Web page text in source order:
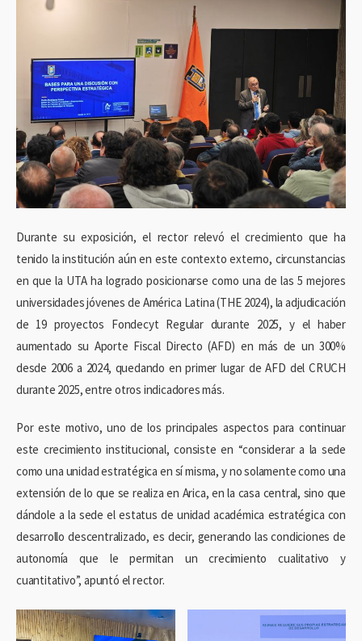
Durante su exposición, el rector relevó el crecimiento que ha
tenido la institución aún en este contexto externo, circunstancias
en que la UTA ha logrado posicionarse como una de las 5 mejores
universidades jóvenes de América Latina (THE 2024), la adjudicación
de 19 proyectos Fondecyt Regular durante 2025, y el haber
aumentado su Aporte Fiscal Directo (AFD) en más de un 300%
desde 2006 a 2024, quedando en primer lugar de AFD del CRUCH
durante 2025, entre otros indicadores más.
Por este motivo, uno de los principales aspectos para continuar
este crecimiento institucional, consiste en “considerar a la sede
como una unidad estratégica en sí misma, y no solamente como una
extensión de lo que se realiza en Arica, en la casa central, sino que
dándole a la sede el estatus de unidad académica estratégica con
desarrollo descentralizado, es decir, generando las condiciones de
autonomía que le permitan un crecimiento cualitativo y
cuantitativo”, apuntó el rector.